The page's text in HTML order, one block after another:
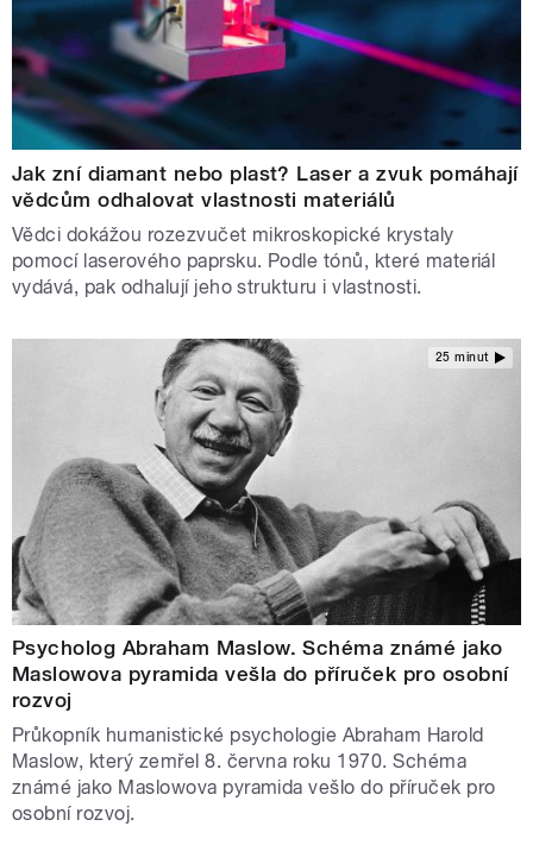
Jak zní diamant nebo plast? Laser a zvuk pomáhají
vědcům odhalovat vlastnosti materiálů
Vědci dokážou rozezvučet mikroskopické krystaly
pomocí laserového paprsku. Podle tónů, které materiál
vydává, pak odhalují jeho strukturu i vlastnosti.
25 minut
Psycholog Abraham Maslow. Schéma známé jako
Maslowova pyramida vešla do příruček pro osobní
rozvoj
Průkopník humanistické psychologie Abraham Harold
Maslow, který zemřel 8. června roku 1970. Schéma
známé jako Maslowova pyramida vešlo do příruček pro
osobní rozvoj.